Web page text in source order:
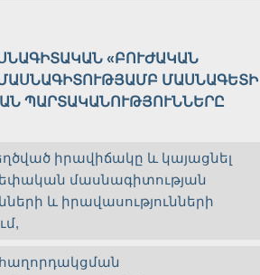
«ԲՈՒԺԱԿԱՆ
ՄԱՍՆԱԳԵՏԻ
ՊԱՐՏԱԿԱՆՈՒԹՅՈՒՆՆԵՐԸ
իրավիճակը և կայացնել
մասնագիտության
և իրավասությունների